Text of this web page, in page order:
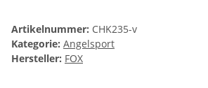
Artikelnummer: CHK235-v
Kategorie: Angelsport
Hersteller: FOX